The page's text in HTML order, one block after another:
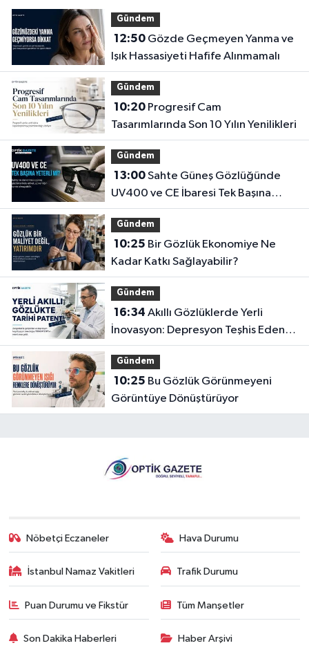
Gündem
12:50Gözde Geçmeyen Yanma ve
Işık Hassasiyeti Hafife Alınmamalı
Gündem
10:20Progresif Cam
Tasarımlarında Son 10 Yılın Yenilikleri
Gündem
13:00Sahte Güneş Gözlüğünde
UV400 ve CE İbaresi Tek Başına
Yeterli mi?
Gündem
10:25
Kadar Katkı Sağlayabilir?
Gündem
16:34
İnovasyon: Depresyon Teşhis Eden
Gözlüğe Türkpatent Onayı
Gündem
10:25
Görüntüye Dönüştürüyor
Nöbetçi Eczaneler Hava Durumu
İstanbul Namaz Vakitleri Trafik Durumu
Puan Durumu ve Fikstür Tüm Manşetler
Son Dakika Haberleri Haber Arşivi